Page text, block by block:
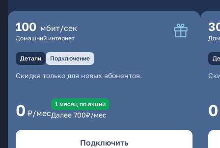
100 мбит/сек
Домашний интернет
Детали Подключение
Скидка только для новых абонентов.
0 ₽/мес
1 месяц по акции
Далее 700₽/мес
Подключить
0